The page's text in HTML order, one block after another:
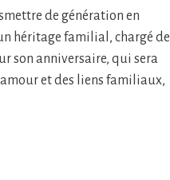
de génération en
héritage familial, chargé de
son anniversaire, qui sera
et des liens familiaux,